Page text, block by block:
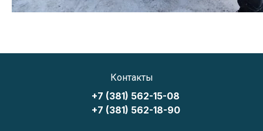
Контакты
+7 (381) 562-15-08
+7 (381) 562-18-90